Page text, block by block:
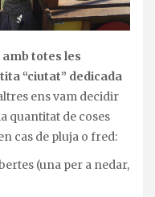
totes les
“ciutat” dedicada
ens vam decidir
quantitat de coses
cas de pluja o fred:
(una per a nedar,